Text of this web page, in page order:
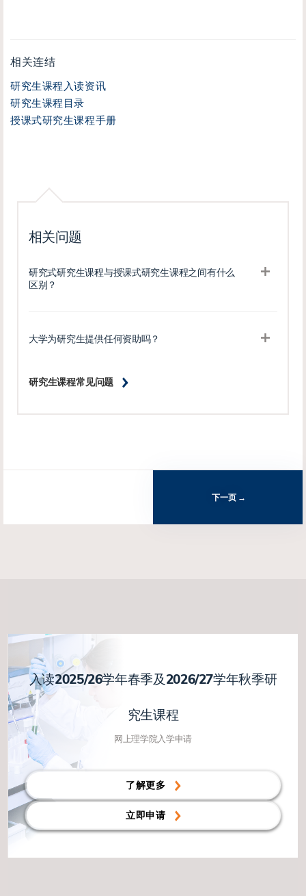
相关连结
研究生课程入读资讯
研究生课程目录
授课式研究生课程手册
相关问题
研究生课程常见问题
研究式研究生课程与授课式研究生课程之间有什么
区别？
大学为研究生提供任何资助吗？
下一页
入读2025/26学年春季及2026/27学年秋季研
究生课程
网上理学院入学申请
了解更多
立即申请